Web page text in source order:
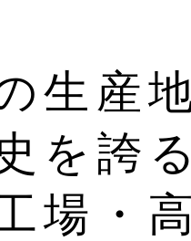
生産
を誇
場・